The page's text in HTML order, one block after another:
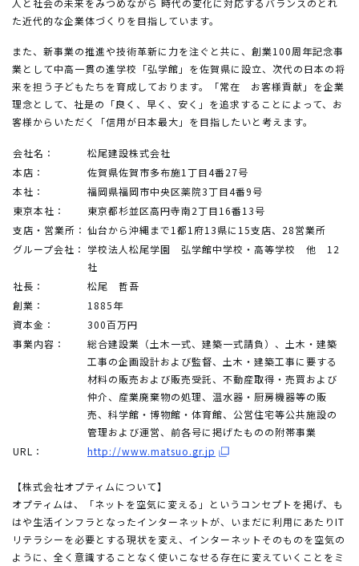
た近代的な企業体づくりを目指しています。
また、新事業の推進や技術革新に力を注ぐと共に、創業100周年記念事
業として中高一貫の進学校「弘学館」を佐賀県に設立、次代の日本の将
来を担う子どもたちを育成しております。「常在 お客様貢献」を企業
理念として、社是の「良く、早く、安く」を追求することによって、お
客様からいただく「信用が日本最大」を目指したいと考えます。
会社名：
松尾建設株式会社
本店：
佐賀県佐賀市多布施1丁目4番27号
本社：
福岡県福岡市中央区薬院3丁目4番9号
東京本社：
東京都杉並区高円寺南2丁目16番13号
支店・営業所： 仙台から沖縄まで1都1府13県に15支店、28営業所
グループ会社： 学校法人松尾学園 弘学館中学校・高等学校 他 12
社
社長：
松尾 哲吾
創業：
1885年
資本金：
300百万円
事業内容：
総合建設業（土木一式、建築一式請負）、土木・建築
工事の企画設計および監督、土木・建築工事に要する
材料の販売および販売受託、不動産取得・売買および
仲介、産業廃棄物の処理、温水器・厨房機器等の販
売、科学館・博物館・体育館、公営住宅等公共施設の
管理および運営、前各号に掲げたものの附帯事業
URL：
http://www.matsuo.gr.jp
【株式会社オプティムについて】
オプティムは、「ネットを空気に変える」というコンセプトを掲げ、も
はや生活インフラとなったインターネットが、いまだに利用にあたりIT
リテラシーを必要とする現状を変え、インターネットそのものを空気の
ように、全く意識することなく使いこなせる存在に変えていくことをミ